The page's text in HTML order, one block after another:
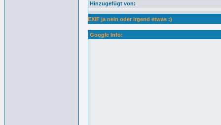
Hinzugefügt von:
EXIF ja nein oder irgend etwas :)
Google Info: